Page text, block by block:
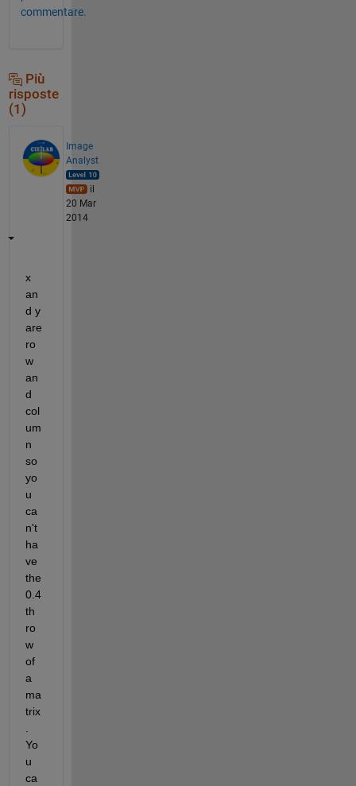
commentare.
Più
risposte
(1)
Image
Analyst
il
20 Mar
2014
x
an
d y
are
ro
w
an
d
col
um
n
so
yo
u
ca
n't
ha
ve
the
0.4
th
ro
w
of
a
ma
trix
.
Yo
u
ca